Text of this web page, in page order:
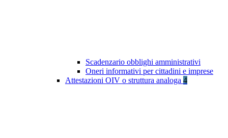
Scadenzario obblighi amministrativi
Oneri informativi per cittadini e imprese
Attestazioni OIV o struttura analoga 4